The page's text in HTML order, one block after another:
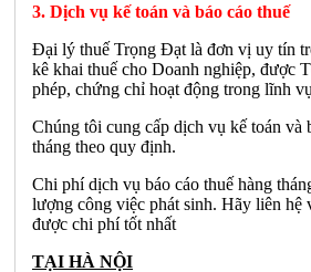
3. Dịch vụ kế toán và báo cáo thuế
Đại lý thuế Trọng Đạt là đơn vị uy tín
kê khai thuế cho Doanh nghiệp, được
phép, chứng chỉ hoạt động trong lĩnh
Chúng tôi cung cấp dịch vụ kế toán và
tháng theo quy định.
Chi phí dịch vụ báo cáo thuế hàng
lượng công việc phát sinh. Hãy liên hệ
được chi phí tốt nhất
TẠI HÀ NỘI